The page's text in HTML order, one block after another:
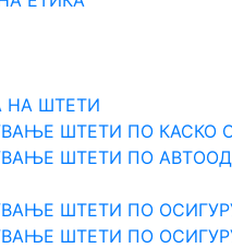
НА ШТЕТИ
ШТЕТИ ПО КАСКО
ШТЕТИ ПО
ШТЕТИ ПО
ШТЕТИ ПО